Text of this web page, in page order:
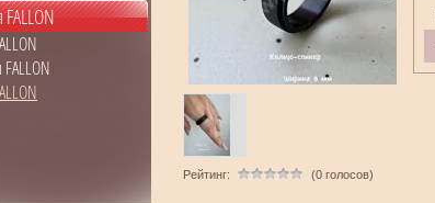
Рейтинг: (0 голосов)